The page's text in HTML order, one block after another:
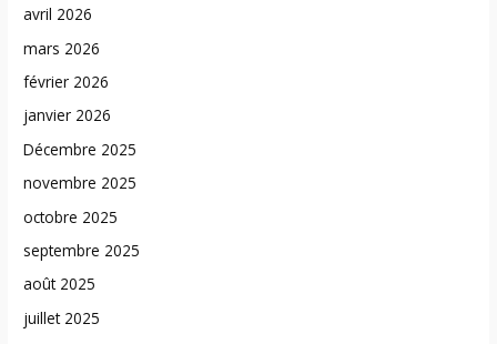
avril 2026
mars 2026
février 2026
janvier 2026
Décembre 2025
novembre 2025
octobre 2025
septembre 2025
août 2025
juillet 2025